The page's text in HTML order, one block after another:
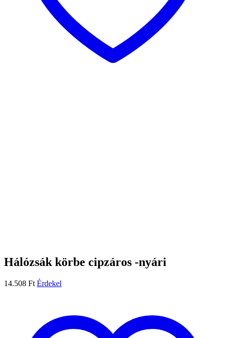
Hálózsák körbe cipzáros -nyári
14.508 Ft Érdekel